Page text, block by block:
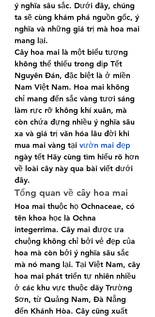
ý nghĩa sâu sắc. Dưới đây, chúng
ta sẽ cùng khám phá nguồn gốc, ý
nghĩa và những giá trị mà hoa mai
mang lại.
Cây hoa mai là một biểu tượng
không thể thiếu trong dịp Tết
Nguyên Đán, đặc biệt là ở miền
Nam Việt Nam. Hoa mai không
chỉ mang đến sắc vàng tươi sáng
làm rực rỡ không khí xuân, mà
còn chứa đựng nhiều ý nghĩa sâu
xa và giá trị văn hóa lâu đời khi
mua mai vàng tại vườn mai đẹp
ngày tết Hãy cùng tìm hiểu rõ hơn
về loài cây này qua bài viết dưới
đây.
Tổng quan về cây hoa mai
Hoa mai thuộc họ Ochnaceae, có
tên khoa học là Ochna
integerrima. Cây mai được ưa
chuộng không chỉ bởi vẻ đẹp của
hoa mà còn bởi ý nghĩa sâu sắc
mà nó mang lại. Tại Việt Nam, cây
hoa mai phát triển tự nhiên nhiều
ở các khu vực thuộc dãy Trường
Sơn, từ Quảng Nam, Đà Nẵng
đến Khánh Hòa. Cây cũng xuất